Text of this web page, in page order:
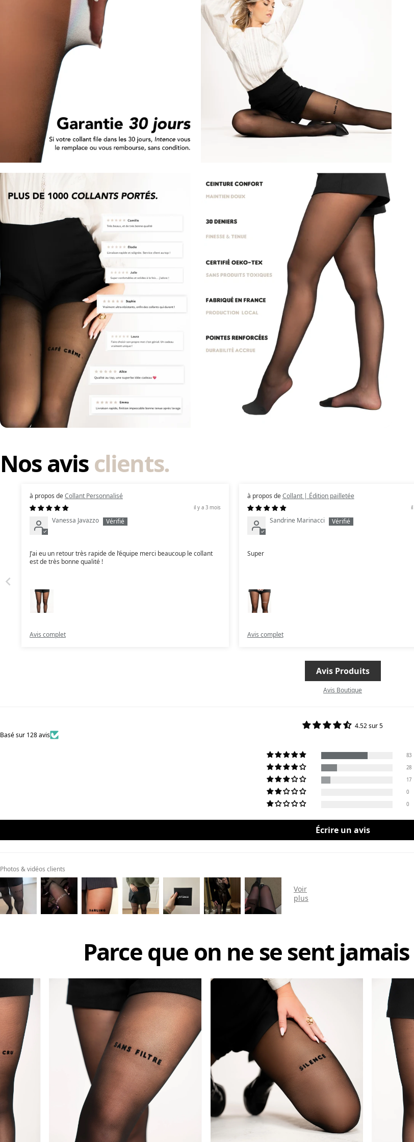
Nos avisclients.
Collant Personnalisé
il y a 3 mois
Vanessa Javazzo
J’ai eu un retour très rapide de l’équipe merci beaucoup le collant
est de très bonne qualité !
Avis complet
Collant | Édition pailletée
Sandrine Marinacci
Super
Avis complet
Avis Produits
Avis Boutique
4.52 sur 5
Basé sur 128 avis
83
28
17
0
0
Écrire un avis
Photos & vidéos clients
Parce que on ne se sent jamais